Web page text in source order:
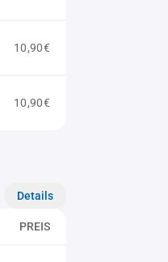
10,90€
10,90€
Details
PREIS